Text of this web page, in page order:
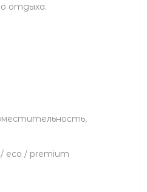
отдыха.
eco / premium